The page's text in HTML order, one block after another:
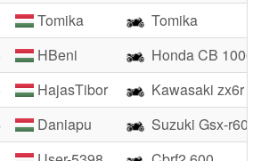
Tomika
Tomika
HBeni
Honda CB 1000r
HajasTibor
Kawasaki zx6r
Daniapu
Suzuki Gsx-r600